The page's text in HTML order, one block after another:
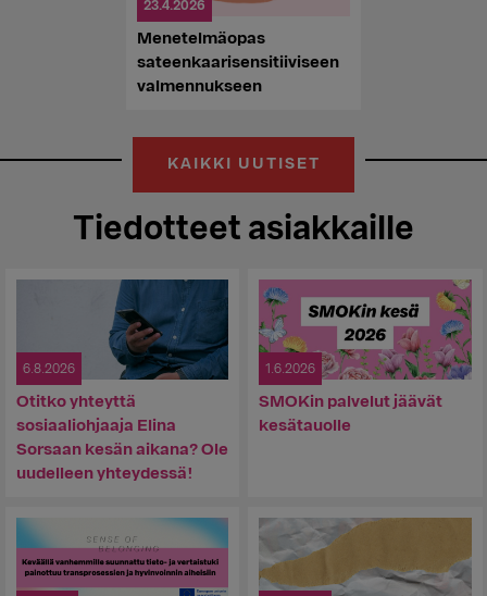
23.4.2026
Menetelmäopas
sateenkaari­sensitiiviseen
valmennukseen
KAIKKI UUTISET
Tiedotteet asiakkaille
6.8.2026
Otitko yhteyttä
sosiaaliohjaaja Elina
Sorsaan kesän aikana? Ole
uudelleen yhteydessä!
1.6.2026
SMOKin palvelut jäävät
kesätauolle